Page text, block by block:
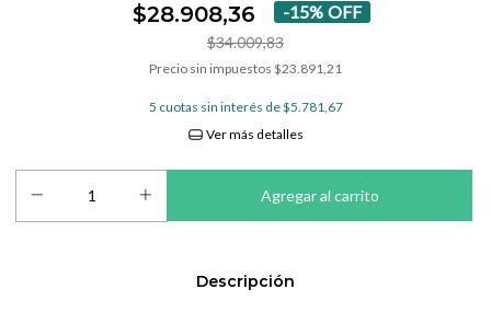
$28.908,36 -15% OFF
$34.009,83
Precio sin impuestos $23.891,21
5 cuotas sin interés de$5.781,67
Ver más detalles
Descripción